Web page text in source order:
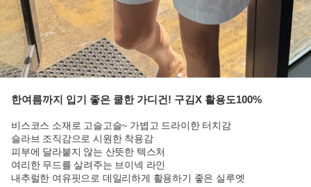
한여름까지 입기 좋은 쿨한 가디건! 구김X 활용도100%
비스코스 소재로 고슬고슬~ 가볍고 드라이한 터치감
슬라브 조직감으로 시원한 착용감
피부에 달라붙지 않는 산뜻한 텍스처
여리한 무드를 살려주는 브이넥 라인
내추럴한 여유핏으로 데일리하게 활용하기 좋은 실루엣